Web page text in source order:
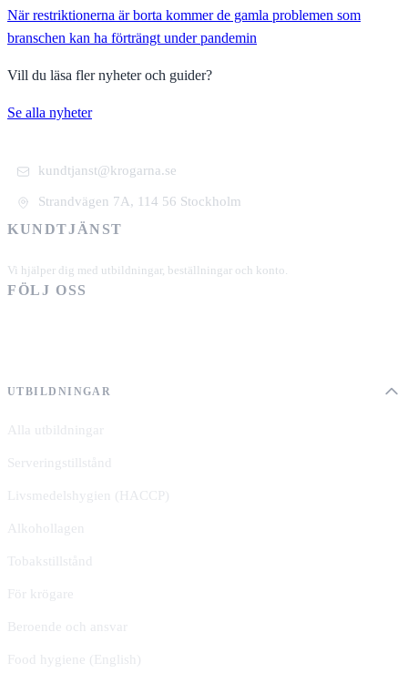
När restriktionerna är borta kommer de gamla problemen som
branschen kan ha förträngt under pandemin
Vill du läsa fler nyheter och guider?
Se alla nyheter
kundtjanst@krogarna.se
Strandvägen 7A, 114 56 Stockholm
KUNDTJÄNST
Vi hjälper dig med utbildningar, beställningar och konto.
FÖLJ OSS
UTBILDNINGAR
Alla utbildningar
Serveringstillstånd
Livsmedelshygien (HACCP)
Alkohollagen
Tobakstillstånd
För krögare
Beroende och ansvar
Food hygiene (English)